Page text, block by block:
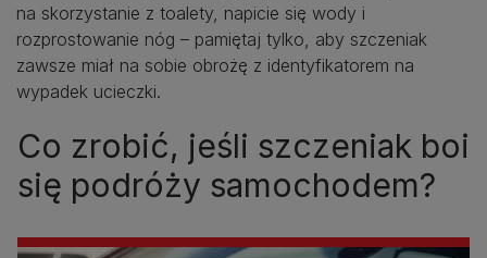
na skorzystanie z toalety, napicie się wody i
rozprostowanie nóg – pamiętaj tylko, aby szczeniak
zawsze miał na sobie obrożę z identyfikatorem na
wypadek ucieczki.
Co zrobić, jeśli szczeniak boi
się podróży samochodem?